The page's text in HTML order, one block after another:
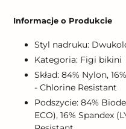
do
Informacje o Produkcie
Styl nadruku:
Kategoria: Figi bikini
Skład: 84% Nylon,
- Chlorine Resistant
Podszycie: 84%
ECO), 16% Spandex